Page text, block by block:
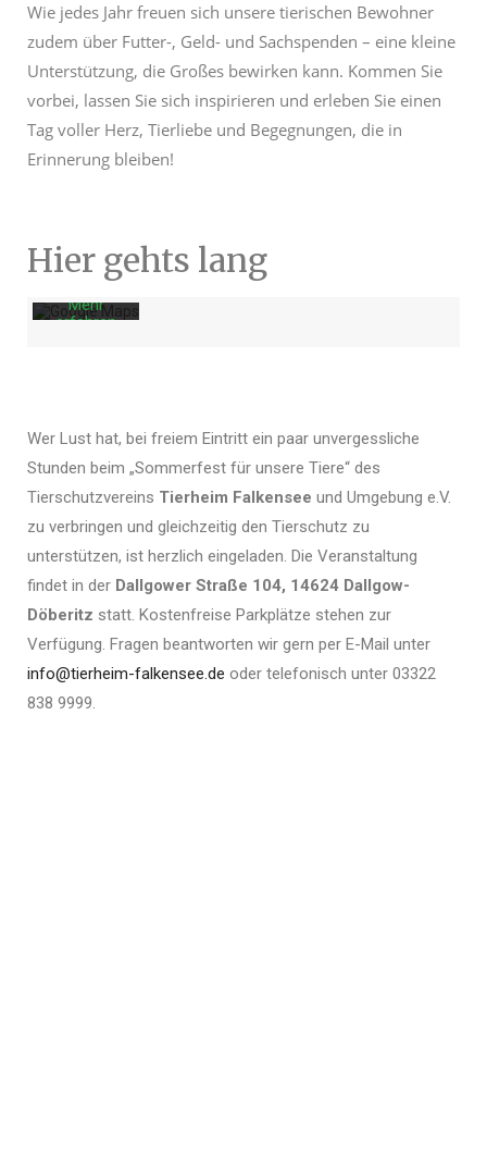
Wie jedes Jahr freuen sich unsere tierischen Bewohner
zudem über Futter-, Geld- und Sachspenden – eine kleine
Unterstützung, die Großes bewirken kann. Kommen Sie
vorbei, lassen Sie sich inspirieren und erleben Sie einen
Tag voller Herz, Tierliebe und Begegnungen, die in
Erinnerung bleiben!
Hier gehts lang
Laden der
tzerklärun
g von
Mehr
erfahren
Maps
entsperren
Wer Lust hat, bei freiem Eintritt ein paar unvergessliche
Stunden beim „Sommerfest für unsere Tiere“ des
Tierschutzvereins Tierheim Falkensee und Umgebung e.V.
zu verbringen und gleichzeitig den Tierschutz zu
unterstützen, ist herzlich eingeladen. Die Veranstaltung
findet in der Dallgower Straße 104, 14624 Dallgow-
Döberitz statt. Kostenfreise Parkplätze stehen zur
Verfügung. Fragen beantworten wir gern per E-Mail unter
info@tierheim-falkensee.de oder telefonisch unter 03322
838 9999.